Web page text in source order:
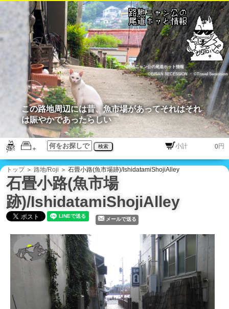
路地ニャン公の尾道ホット情報
©BISAN SECESSION
・©Travel Secession
検索 円
この路地周辺には昔、魚市場があってそれはそれ
は賑やかであったらしい
トップ＞ 路地/Roji ＞ 石畳小路(魚市場跡)/IshidatamiShojiAlley
石畳小路(魚市場
跡)/IshidatamiShojiAlley
メールで送る